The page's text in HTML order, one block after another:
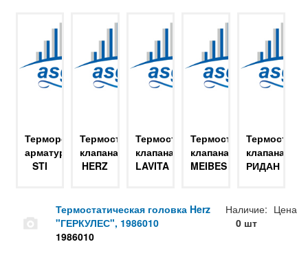
Терморегулирующая
арматура
STI
Термостатические
клапана
HERZ
Термостатические
клапана
LAVITA
Термостатические
клапана
MEIBES
клапана
РИДАН
Термостатическая головка Herz
"ГЕРКУЛЕС", 1986010
1986010
Наличие:
0 шт
Цена